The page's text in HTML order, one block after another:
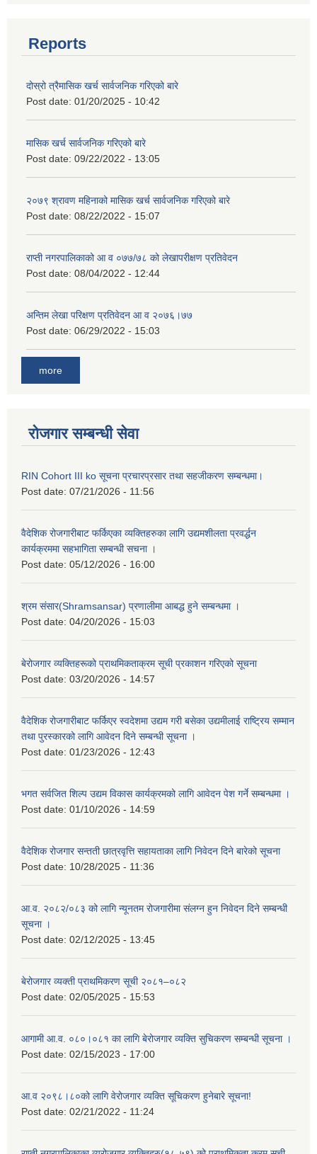
Reports
दोस्रो त्रैमासिक खर्च सार्वजनिक गरिएको बारे
Post date: 01/20/2025 - 10:42
मासिक खर्च सार्वजनिक गरिएको बारे
Post date: 09/22/2022 - 13:05
२०७९ श्रावण महिनाको मासिक खर्च सार्वजनिक गरिएको बारे
Post date: 08/22/2022 - 15:07
राप्ती नगरपालिकाको आ व ०७७/७८ को लेखापरीक्षण प्रतिवेदन
Post date: 08/04/2022 - 12:44
अन्तिम लेखा परिक्षण प्रतिवेदन आ व २०७६।७७
Post date: 06/29/2022 - 15:03
more
रोजगार सम्बन्धी सेवा
RIN Cohort III ko सूचना प्रचारप्रसार तथा सहजीकरण सम्बन्धमा।
Post date: 07/21/2026 - 11:56
वैदेशिक रोजगारीबाट फर्किएका व्यक्तिहरुका लागि उद्यमशीलता प्रवर्द्धन
कार्यक्रममा सहभागिता सम्बन्धी सचना ।
Post date: 05/12/2026 - 16:00
श्रम संसार(Shramsansar) प्रणालीमा आबद्ध हुने सम्बन्धमा ।
Post date: 04/20/2026 - 15:03
बेरोजगार व्यक्तिहरूको प्राथमिकताक्रम सूची प्रकाशन गरिएको सूचना
Post date: 03/20/2026 - 14:57
वैदेशिक रोजगारीबाट फर्किएर स्वदेशमा उद्यम गरी बसेका उद्यमीलाई राष्ट्रिय सम्मान
तथा पुरस्कारको लागि आवेदन दिने सम्बन्धी सूचना ।
Post date: 01/23/2026 - 12:43
भगत सर्वजित शिल्प उद्यम विकास कार्यक्रमको लागि आवेदन पेश गर्ने सम्बन्धमा ।
Post date: 01/10/2026 - 14:59
वैदेशिक रोजगार सन्तती छात्रवृत्ति सहायताका लागि निवेदन दिने बारेको सूचना
Post date: 10/28/2025 - 11:36
आ.व. २०८२/०८३ को लागि न्यूनतम रोजगारीमा संलग्न हुन निवेदन दिने सम्बन्धी
सूचना ।
Post date: 02/12/2025 - 13:45
बेरोजगार व्यक्ती प्राथमिकरण सूची २०८१–०८२
Post date: 02/05/2025 - 15:53
आगामी आ.व. ०८०।०८१ का लागि बेरोजगार व्यक्ति सुचिकरण सम्बन्धी सूचना ।
Post date: 02/15/2023 - 17:00
आ.व २०९८।८०को लागि वेरोजगार व्यक्ति सूचिकरण हुनेबारे सूचना!
Post date: 02/21/2022 - 11:24